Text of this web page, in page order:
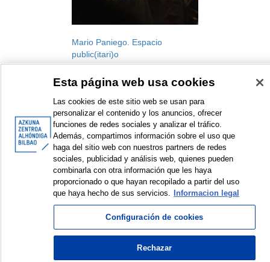
Mario Paniego. Espacio
public(itari)o
garatzeko programa, 2020
2020
Erakusten diren elementuak: 1 a 1 de 1
© Azkuna Zentroa - Alhóndiga Bilbao
Esta página web usa cookies
Las cookies de este sitio web se usan para
personalizar el contenido y los anuncios, ofrecer
funciones de redes sociales y analizar el tráfico.
Además, compartimos información sobre el uso que
haga del sitio web con nuestros partners de redes
sociales, publicidad y análisis web, quienes pueden
combinarla con otra información que les haya
proporcionado o que hayan recopilado a partir del uso
que haya hecho de sus servicios.
Informacion legal
Configuración de cookies
Rechazar